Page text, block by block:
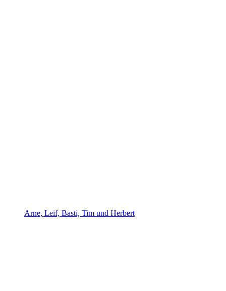
Arne, Leif, Basti, Tim und Herbert